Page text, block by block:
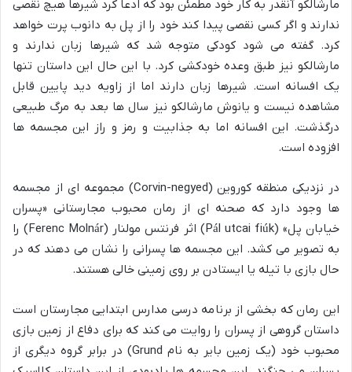
مارشالکو آنقدر به کار خود مطمئن بود که ادعا کرد شیرها هیچ نقصی
ندارند و اگر کسی نقصی پیدا کند خود را از پل به دانوب پرت خواهد
کرد. گفته می شود کودکی متوجه شد که شیرها زبان ندارند و
مارشالکو نیز طبق وعده خودکشی کرد. با این حال این داستان تنها
یک افسانه است. شیرها زبان دارند اما از زاویه دید پایین قابل
مشاهده نیست و یانوش مارشالکو نیز سال ها بعد به مرگ طبیعی
درگذشت. این افسانه اما به جذابیت و رمز و راز این مجسمه ها
افزوده است.
در نزدیکی منطقه کوروین (Corvin-negyed) مجموعه ای از مجسمه
ها وجود دارد که صحنه ای از رمان محبوب مجارستانی «پسران
خیابان پل» (Pál utcai fiúk) اثر فرنتس مولنار (Ferenc Molnár) را
به تصویر می کشد. این مجسمه ها پسرانی را نشان می دهند که در
حال بازی با تیله یا ایستادن بر روی زمینی خالی هستند.
این رمان که بخشی از برنامه درسی مدارس ابتدایی مجارستان است
داستان گروهی از پسران را روایت می کند که برای دفاع از زمین بازی
محبوب خود (یک زمین بایر به نام Grund) در برابر گروه دیگری از